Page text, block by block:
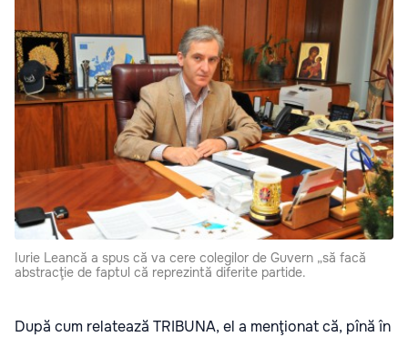
Iurie Leancă a spus că va cere colegilor de Guvern „să facă
abstracţie de faptul că reprezintă diferite partide.
După cum relatează TRIBUNA, el a menţionat că, pînă în